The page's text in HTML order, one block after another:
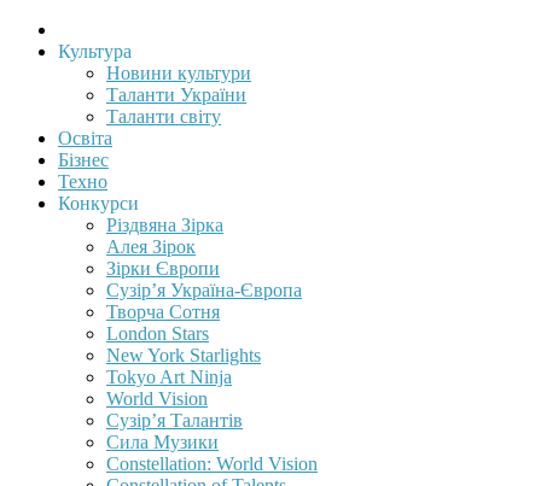
Культура
Новини культури
Таланти України
Таланти світу
Освіта
Бізнес
Техно
Конкурси
Різдвяна Зірка
Алея Зірок
Зірки Європи
Сузір’я Україна-Європа
Творча Сотня
London Stars
New York Starlights
Tokyo Art Ninja
World Vision
Сузір’я Талантів
Сила Музики
Constellation: World Vision